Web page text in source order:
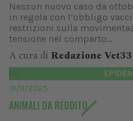
Nessun nuovo caso da
in regola con l’obbligo
restrizioni sulla
tensione nel comparto...
A cura di Redazione Vet33
19/11/2025
ANIMALI DA REDDITO